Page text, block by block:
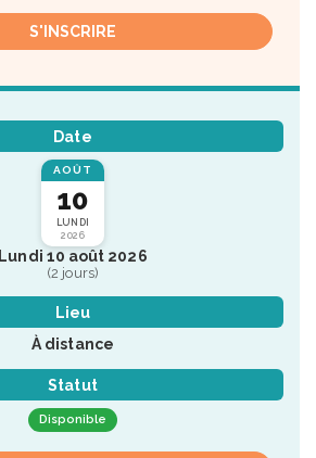
S'INSCRIRE
Date
AOÛT
10
LUNDI
2026
Lundi 10 août 2026
(2 jours)
Lieu
À distance
Statut
Disponible